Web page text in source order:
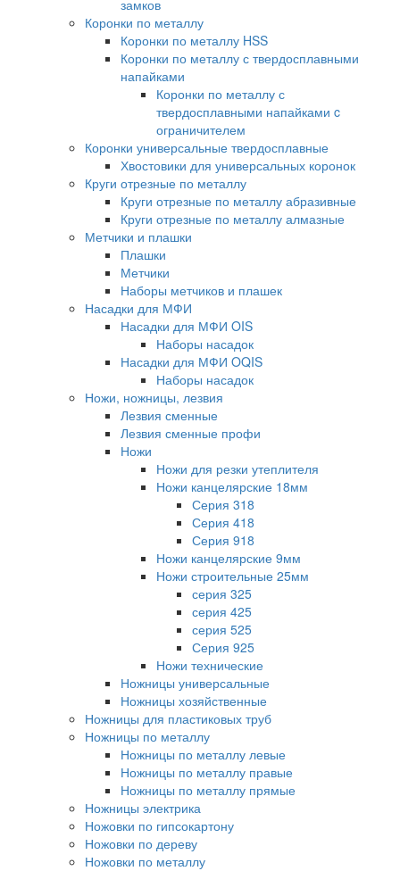
замков
Коронки по металлу
Коронки по металлу HSS
Коронки по металлу с твердосплавными
напайками
Коронки по металлу с
твердосплавными напайками c
ограничителем
Коронки универсальные твердосплавные
Хвостовики для универсальных коронок
Круги отрезные по металлу
Круги отрезные по металлу абразивные
Круги отрезные по металлу алмазные
Метчики и плашки
Плашки
Метчики
Наборы метчиков и плашек
Насадки для МФИ
Насадки для МФИ OIS
Наборы насадок
Насадки для МФИ OQIS
Наборы насадок
Ножи, ножницы, лезвия
Лезвия сменные
Лезвия сменные профи
Ножи
Ножи для резки утеплителя
Ножи канцелярские 18мм
Серия 318
Серия 418
Серия 918
Ножи канцелярские 9мм
Ножи строительные 25мм
серия 325
серия 425
серия 525
Серия 925
Ножи технические
Ножницы универсальные
Ножницы хозяйственные
Ножницы для пластиковых труб
Ножницы по металлу
Ножницы по металлу левые
Ножницы по металлу правые
Ножницы по металлу прямые
Ножницы электрика
Ножовки по гипсокартону
Ножовки по дереву
Ножовки по металлу